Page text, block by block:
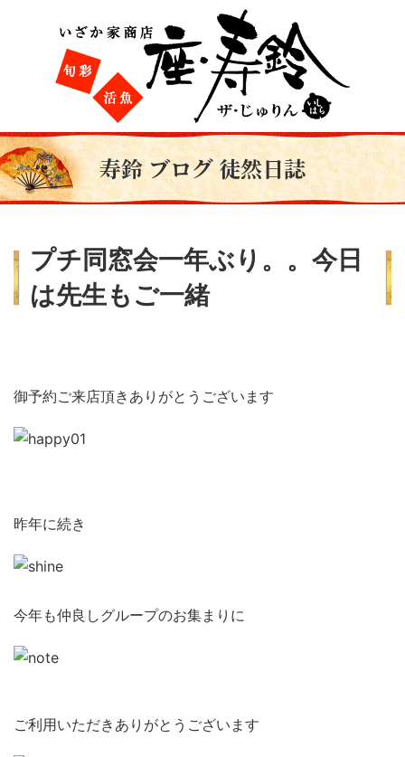
寿鈴 ブログ 徒然日誌
プチ同窓会一年ぶり。。今日
は先生もご一緒
御予約ご来店頂きありがとうございます
昨年に続き
今年も仲良しグループのお集まりに
ご利用いただきありがとうございます